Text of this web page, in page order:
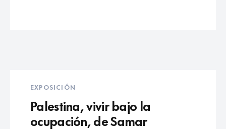
EXPOSICIÓN
Palestina, vivir bajo la
ocupación, de Samar